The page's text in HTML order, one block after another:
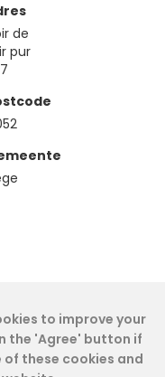
de
pur
to improve your
the 'Agree' button if
these cookies and